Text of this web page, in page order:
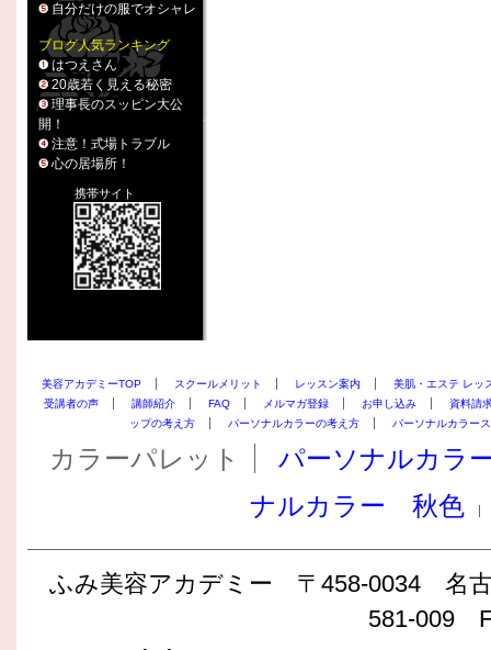
自分だけの服でオシャレ
ブログ人気ランキング
はつえさん
20歳若く見える秘密
理事長のスッピン大公
開！
注意！式場トラブル
心の居場所！
携帯サイト
美容アカデミーTOP スクールメリット レッスン案内
美肌・エステ レッ
受講者の声
講師紹介 FAQ メルマガ登録 お申し込み
資料請
ップの考え方
パーソナルカラーの考え方 パーソナルカラー
カラーパレット
パーソナルカラ
ナルカラー 秋色
ふみ美容アカデミー 〒458-0034 名
581-009